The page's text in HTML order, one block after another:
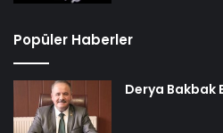
Popüler Haberler
Derya Bakbak